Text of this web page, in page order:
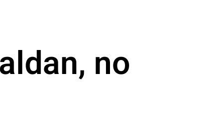
no